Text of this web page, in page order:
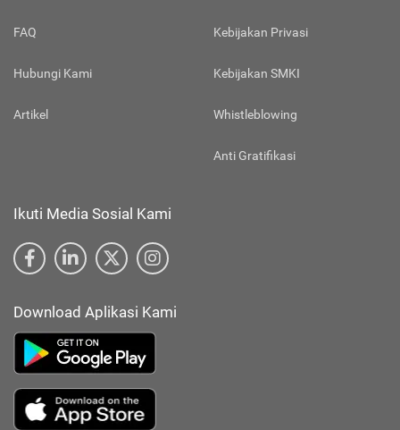
FAQ
Hubungi Kami
Artikel
Kebijakan Privasi
Kebijakan SMKI
Whistleblowing
Anti Gratifikasi
Ikuti Media Sosial Kami
Download Aplikasi Kami